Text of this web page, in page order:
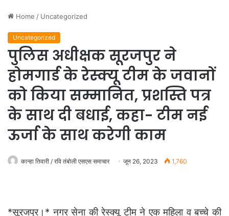
Home / Uncategorized
Uncategorized
पुलिस अधीक्षक सूरजपुर ने
होमगार्ड के रेस्क्यू टीम के जवानों
को किया सम्मानित, प्रशस्ति पत्र
के साथ दी बधाई, कहा- टीम नई
ऊर्जा के साथ करेगी काम
कान्हा तिवारी / रवि तंबोली एसएस समाचार जून 26, 2023 1,760
*सूरजपुर।* नगर सेना की रेस्क्यू टीम ने एक महिला व बच्चे की